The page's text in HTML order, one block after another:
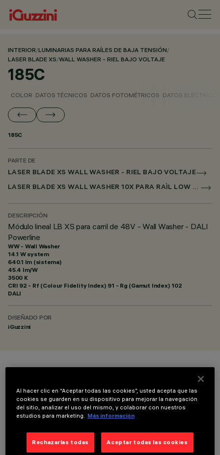
INTERIOR/LUMINARIAS PARA RAÍLES DE BAJA TENSIÓN/
LASER BLADE XS/WALL WASHER - RIEL BAJO VOLTAJE
185C
COLOR DATOS TÉCNICOS DATOS FOTOMÉTRICOS DATOS
185C
PARTE DE
LASER BLADE XS WALL WASHER - RIEL BAJO VOLTAJE
LASER BLADE XS WALL WASHER 10X PARA RAÌL LOW VOLTAGE DALI POWERLINE
DESCRIPCIÓN
Módulo lineal LB XS para carril de 48V - Wall Washer - DALI
Powerline
WW - Wall Washer
14.1 W system
640.1 lm (sistema)
45.4 lm/W
3500 K
CRI 92 - Rf (Colour Fidelity Index) 91 - Rg (Gamut Index) 102
DALI
DISEÑADO POR
iGuzzini
DATOS TÉCNICOS
Al hacer clic en “Aceptar todas las cookies”, usted acepta que las
cookies se guarden en su dispositivo para mejorar la navegación
del sitio, analizar el uso del mismo, y colaborar con nuestros
estudios para marketing. Más información
Rechazarlas todas Aceptar todas las cookies